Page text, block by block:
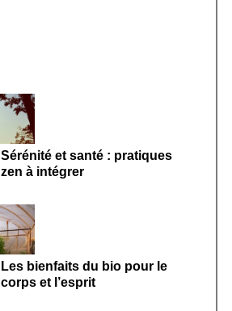
Sérénité et santé : pratiques
zen à intégrer
Les bienfaits du bio pour le
corps et l’esprit